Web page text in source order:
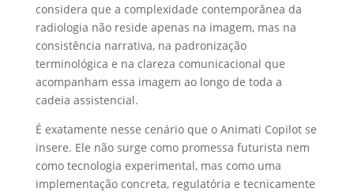
considera que a complexidade contemporânea da
radiologia não reside apenas na imagem, mas na
consistência narrativa, na padronização
terminológica e na clareza comunicacional que
acompanham essa imagem ao longo de toda a
cadeia assistencial.
É exatamente nesse cenário que o Animati Copilot se
insere. Ele não surge como promessa futurista nem
como tecnologia experimental, mas como uma
implementação concreta, regulatória e tecnicamente